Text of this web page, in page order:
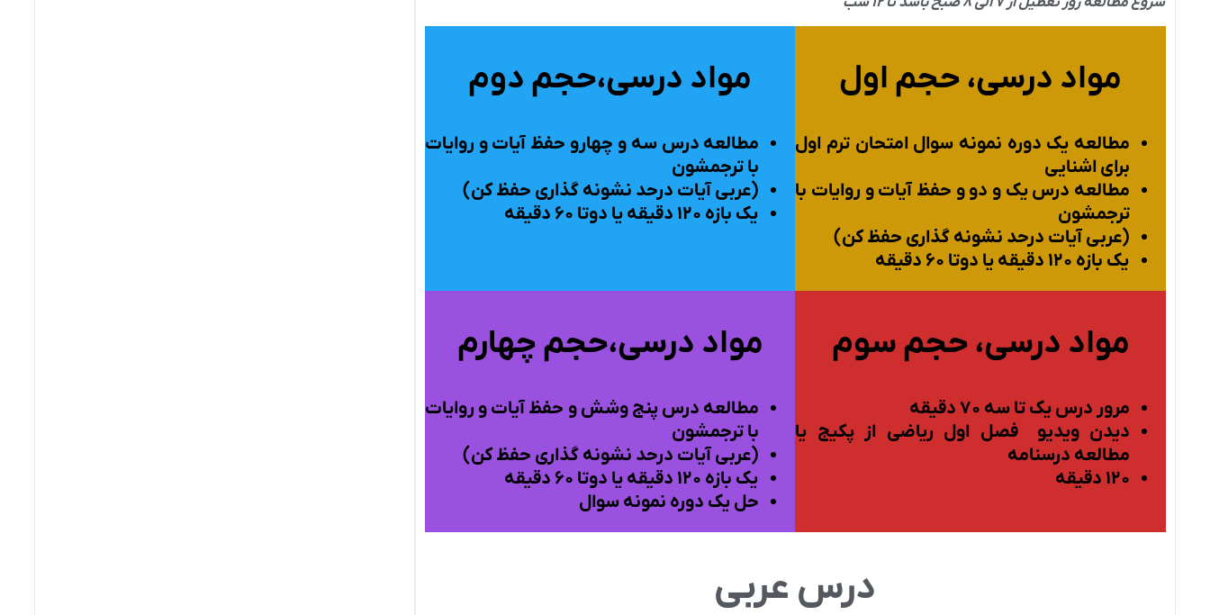
مواد درسی، حجم اول
مطالعه یک دوره نمونه سوال امتحان ترم اول
برای اشنایی
مطالعه درس یک و دو و حفظ آیات و روایات با
ترجمشون
(عربی آیات درحد نشونه گذاری حفظ کن)
یک بازه ۱۲۰ دقیقه یا دوتا ۶۰ دقیقه
مواد درسی،حجم دوم
مطالعه درسسه و چهارو حفظ آیات و روایات
با ترجمشون
(عربی آیات درحد نشونه گذاری حفظ کن)
یک بازه ۱۲۰ دقیقه یا دوتا ۶۰ دقیقه
مواد درسی، حجم سوم
مرور درس یک تا سه ۷۰ دقیقه
دیدن ویدیو فصل اول ریاضی از پکیج یا
مطالعه درسنامه
۱۲۰ دقیقه
مواد درسی،حجم چهارم
مطالعه درسپنج وشش و حفظ آیات و روایات
با ترجمشون
(عربی آیات درحد نشونه گذاری حفظ کن)
یک بازه ۱۲۰ دقیقه یا دوتا ۶۰
دقیقه
حل یک دوره نمونه سوال
درس عربی